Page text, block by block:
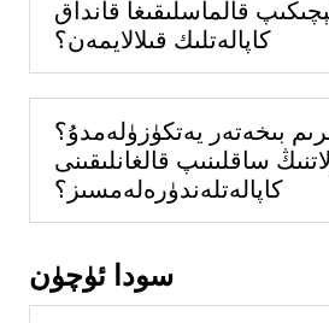
قالماسلىقىغا قانداق
كاپالەتلىك قىلالايمەن؟
بىخەتەر يەتكۈزۈلەمدۇ؟
ساقلىنىپ قالغانلىقىنى
كاپالەتلەندۈرەلەمسىز؟
سودا ئۈچۈن